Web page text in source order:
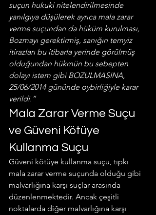
suçun hukuki nitelendirilmesinde
yanılgıya düşülerek ayrıca mala zarar
verme suçundan da hüküm kurulması,
Bozmayı gerektirmiş, sanığın temyiz
itirazları bu itibarla yerinde görülmüş
olduğundan hükmün bu sebepten
dolayı istem gibi BOZULMASINA,
25/06/2014 gününde oybirliğiyle karar
verildi.”
Mala Zarar Verme Suçu
ve Güveni Kötüye
Kullanma Suçu
Güveni kötüye kullanma suçu, tıpkı
mala zarar verme suçunda olduğu gibi
malvarlığına karşı suçlar arasında
düzenlenmektedir. Ancak çeşitli
noktalarda diğer malvarlığına karşı